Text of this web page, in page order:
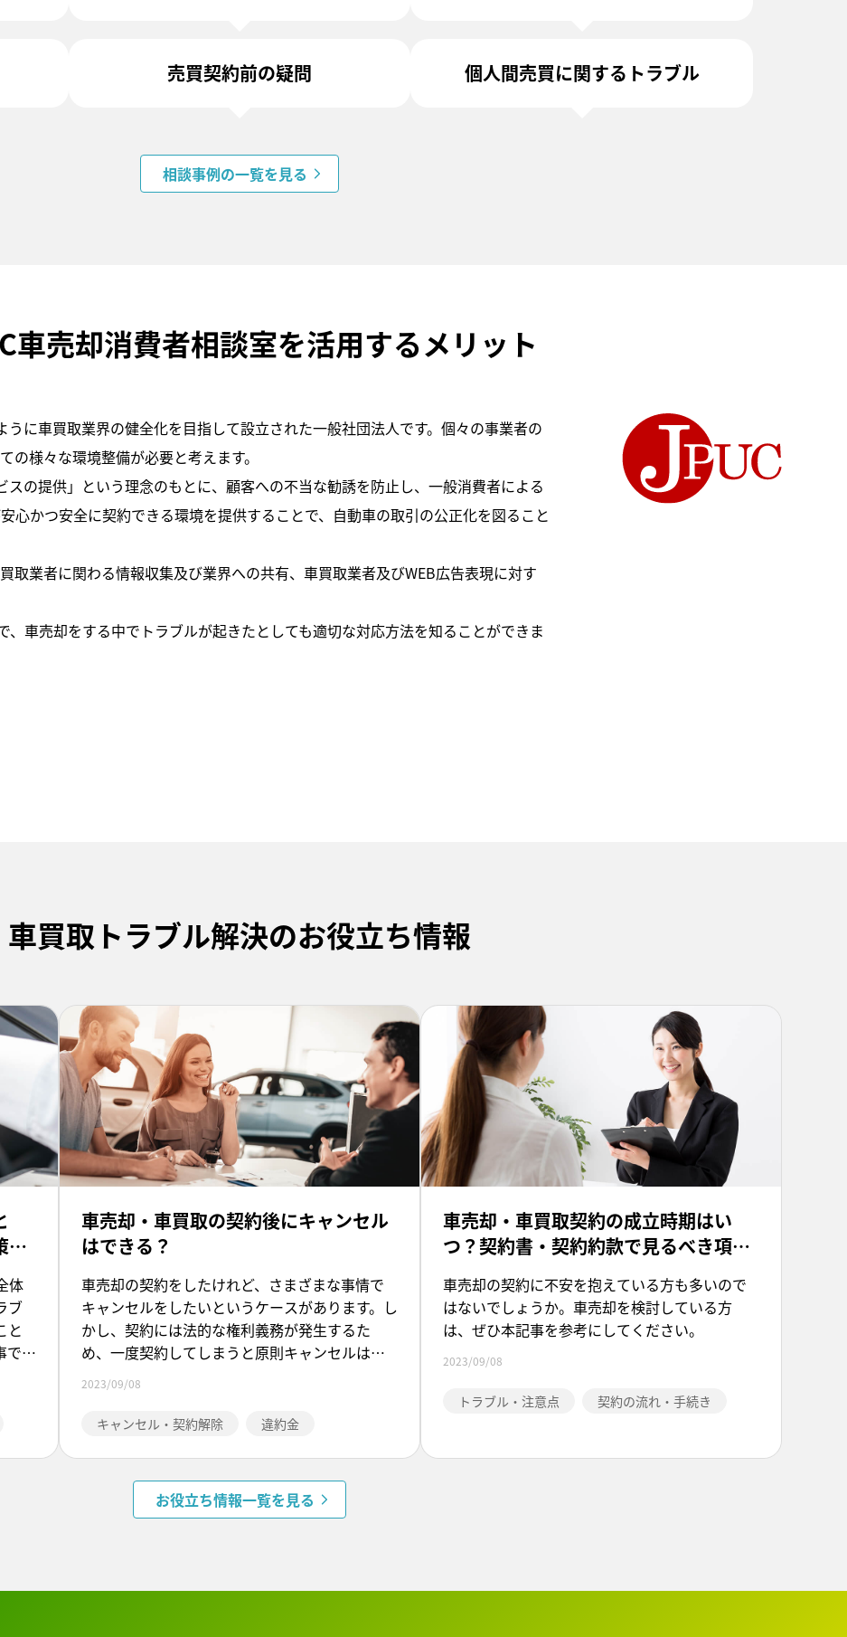
売買契約前の疑問 個人間売買に関するトラブル
相談事例の一覧を見る
車売却消費者相談室を活用するメリット
に車買取業界の健全化を目指して設立された一般社団法人です。個々の事業者の
様々な環境整備が必要と考えます。
の提供」という理念のもとに、顧客への不当な勧誘を防止し、一般消費者による
心かつ安全に契約できる環境を提供することで、自動車の取引の公正化を図ること
取業者に関わる情報収集及び業界への共有、車買取業者及びWEB広告表現に対す
、車売却をする中でトラブルが起きたとしても適切な対応方法を知ることができま
車買取トラブル解決のお役立ち情報
な
体
ブ
と
で
車
車売却・車買取の契約後にキャンセル
はできる？
車売却の契約をしたけれど、さまざまな事情で
キャンセルをしたいというケースがあります。し
かし、契約には法的な権利義務が発生するた
め、一度契約してしまうと原則キャンセルはで
きないことになっています。 本記事では、車売
却の契約後にキャンセルできるのはどのような
場合か、クーリング・オフが適用可能かどう
く解説していきます。車売却の契約後にキャンセ
ルをしたいと悩んでいる人は、本記事を参考に
して対応を行ってください。
2023/09/08
キャンセル・契約解除 違約金
車売却・車買取契約の成立時期はい
つ？契約書・契約約款で見るべき項目
も解説！
車売却の契約に不安を抱えている方も多いので
はないでしょうか。車売却を検討している方
は、ぜひ本記事を参考にしてください。
2023/09/08
トラブル・注意点 契約の流れ・手続き
お役立ち情報一覧を見る